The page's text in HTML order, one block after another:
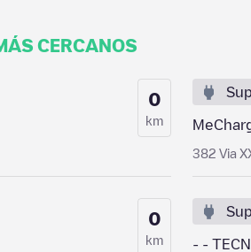
CERCANOS
0
km
382 Via
0
km - -